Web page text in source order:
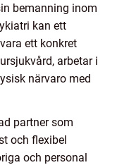
bemanning inom
kan ett
ett konkret
arbetar i
närvaro med
partner som
och flexibel
och personal